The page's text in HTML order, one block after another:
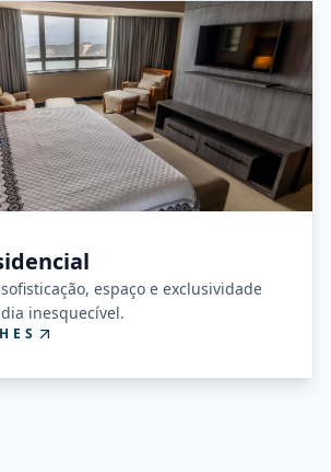
espaço e exclusividade
inesquecível.